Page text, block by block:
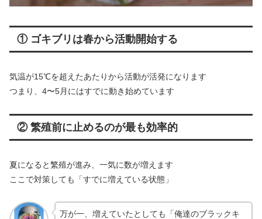
① ゴキブリは春から活動開始する
気温が15℃を超えたあたりから活動が活発になります
つまり、4〜5月にはすでに動き始めています
② 繁殖前に止めるのが最も効率的
夏になると繁殖が進み、一気に数が増えます
ここで対策しても「すでに増えている状態」
万が一、増えていたとしても「俺達のブラックキ